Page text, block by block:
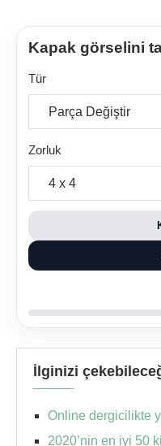
Kapak görselini
Tür
Zorluk
İlginizi
Online dergicilikte
2020’nin en iyi 50